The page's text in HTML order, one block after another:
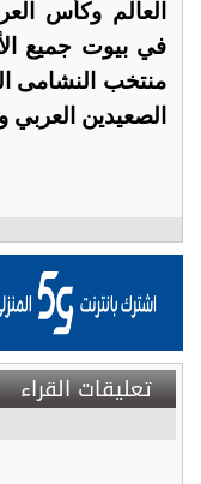
العالم وكأس
في بيوت جميع
منتخب النشامى
الصعيدين العربي
تعليقات القراء